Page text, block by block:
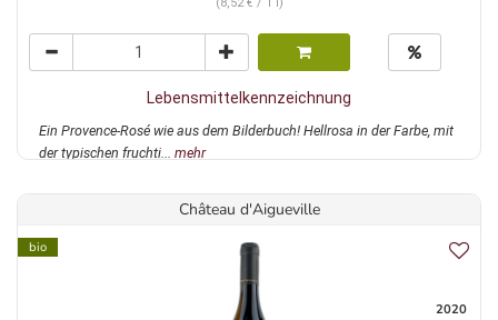
(8,52 € / 1 l)
Lebensmittelkennzeichnung
Ein Provence-Rosé wie aus dem Bilderbuch! Hellrosa in der Farbe, mit
der typischen fruchti... mehr
Château d'Aigueville
bio
2020